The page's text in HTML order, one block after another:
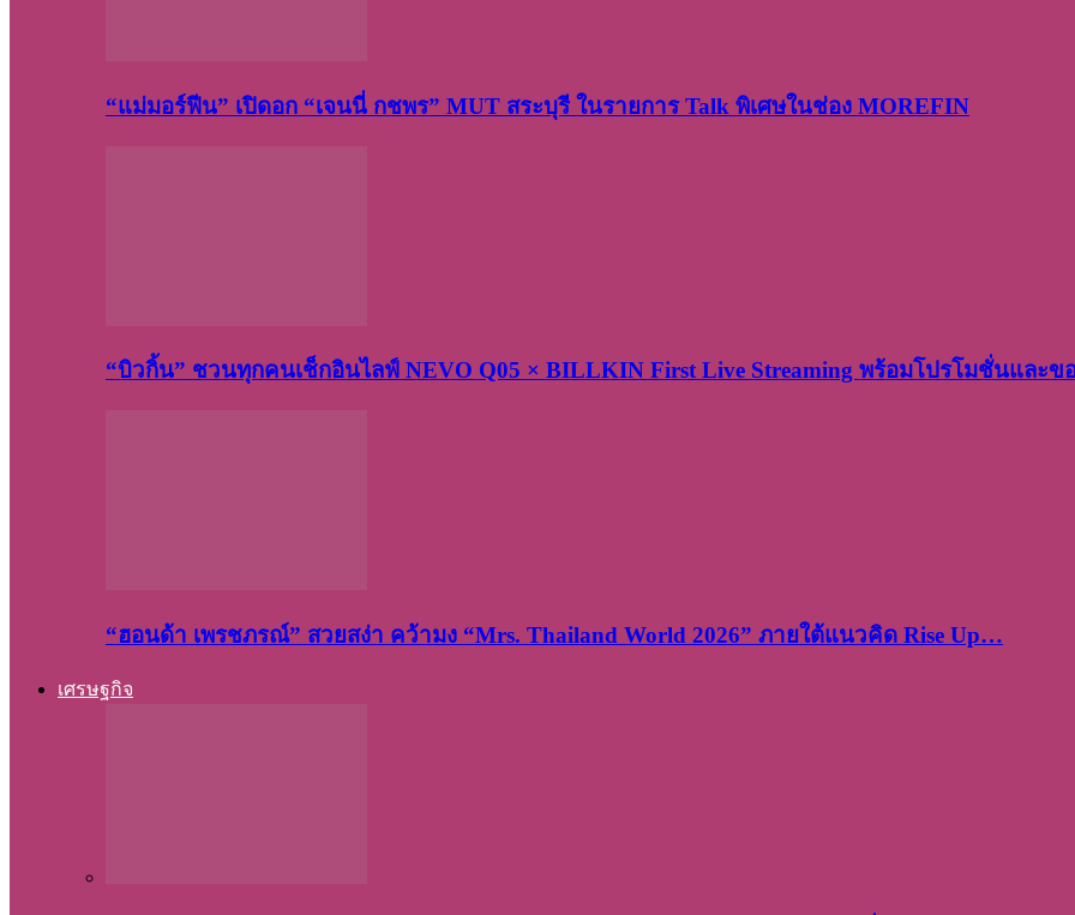
“แม่มอร์ฟีน” เปิดอก “เจนนี่ กชพร” MUT สระบุรี ในรายการ Talk พิเศษในช่อง MOREFIN
“บิวกิ้น” ชวนทุกคนเช็กอินไลฟ์ NEVO Q05 × BILLKIN First Live Streaming พร้อมโปรโมชั่นและข
“ฮอนด้า เพรชภรณ์” สวยสง่า คว้ามง “Mrs. Thailand World 2026” ภายใต้แนวคิด Rise Up…
เศรษฐกิจ